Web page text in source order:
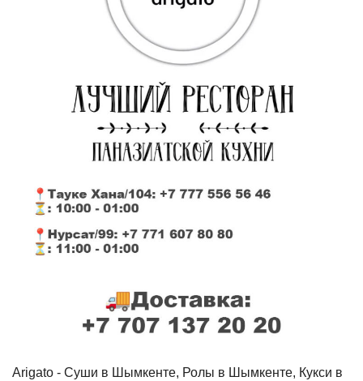
Arigato - Cуши в Шымкенте, Ролы в Шымкенте, Кукси в